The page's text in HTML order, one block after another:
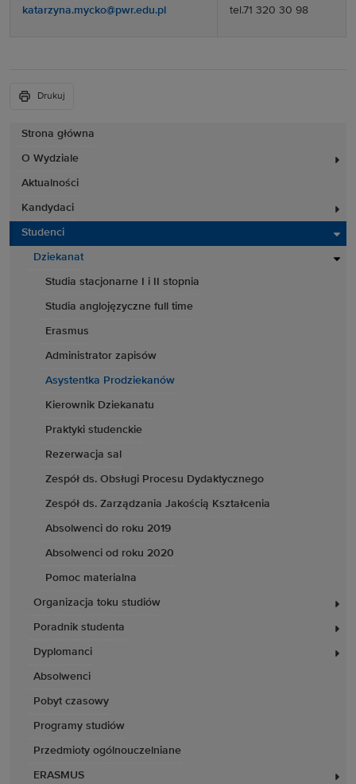
Strona główna
O Wydziale
Aktualności
Kandydaci
Studenci
Dziekanat
Studia stacjonarne I i II stopnia
Studia anglojęzyczne full time
Erasmus
Administrator zapisów
Asystentka Prodziekanów
Kierownik Dziekanatu
Praktyki studenckie
Rezerwacja sal
Zespół ds. Obsługi Procesu Dydaktycznego
Zespół ds. Zarządzania Jakością Kształcenia
Absolwenci do roku 2019
Absolwenci od roku 2020
Pomoc materialna
Organizacja toku studiów
Poradnik studenta
Dyplomanci
Absolwenci
Pobyt czasowy
Programy studiów
Przedmioty ogólnouczelniane
ERASMUS
katarzyna.mycko@pwr.edu.pl
tel.71 320 30 98
Drukuj